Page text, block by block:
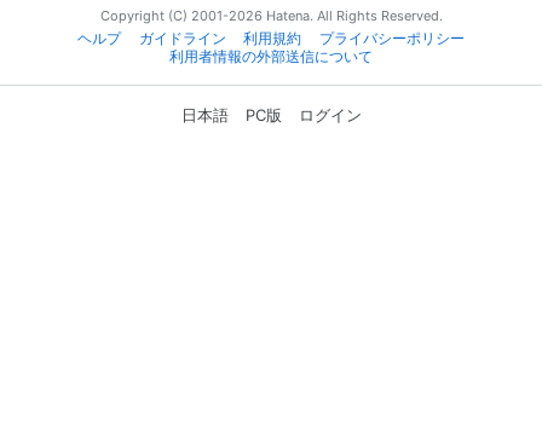
Copyright (C) 2001-2026 Hatena. All Rights Reserved.
ヘルプ
ガイドライン 利用規約
プライバシーポリシー
利用者情報の外部送信について
日本語 PC版 ログイン